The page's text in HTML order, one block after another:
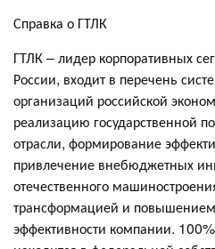
Справка о ГТЛК
ГТЛК – лидер корпоративных
России, входит в перечень
организаций российской
реализацию государственной
отрасли, формирование
привлечение внебюджетных
отечественного
трансформацией и
эффективности компании.